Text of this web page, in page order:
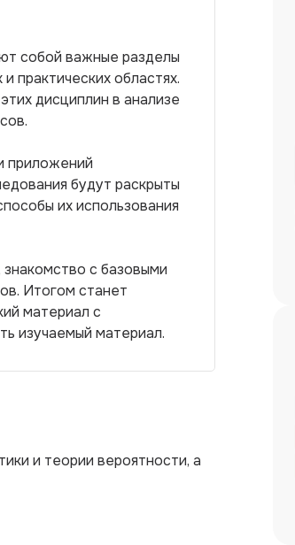
собой важные разделы
практических областях.
дисциплин в анализе
приложений
будут раскрыты
их использования
с базовыми
Итогом станет
материал с
изучаемый материал.
и теории вероятности, а